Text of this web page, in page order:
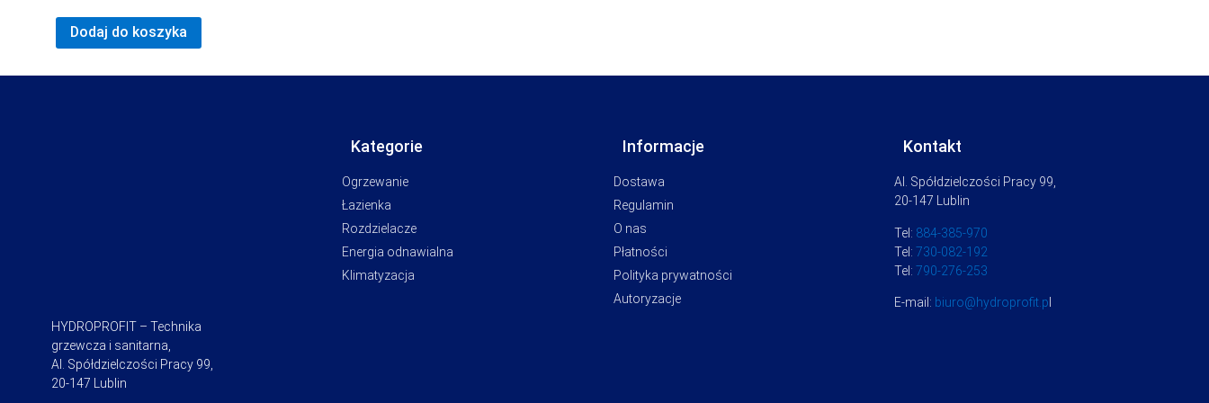
Dodaj do koszyka
HYDROPROFIT – Technika
grzewcza i sanitarna,
Al. Spółdzielczości Pracy 99,
20-147 Lublin
Kategorie
Ogrzewanie
Łazienka
Rozdzielacze
Energia odnawialna
Klimatyzacja
Informacje
Dostawa
Regulamin
O nas
Płatności
Polityka prywatności
Autoryzacje
Kontakt
Al. Spółdzielczości Pracy 99,
20-147 Lublin
Tel: 884-385-970
Tel:730-082-192
Tel:790-276-253
E-mail: biuro@hydroprofit.p